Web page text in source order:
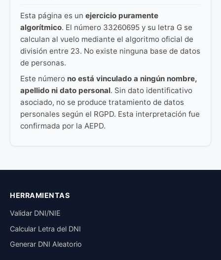
Esta página es un ejercicio puramente
algorítmico. El número 33260695 y su letra G se
calculan al vuelo mediante el algoritmo oficial de
división entre 23. No existe ninguna base de datos
de personas.
Este número no está vinculado a ningún nombre,
apellido ni dato personal. Sin dato identificativo
asociado, no se produce tratamiento de datos
personales según el RGPD. Esta interpretación fue
confirmada por la AEPD.
HERRAMIENTAS
Validar DNI/NIE
Calcular Letra del DNI
Generar DNI Aleatorio